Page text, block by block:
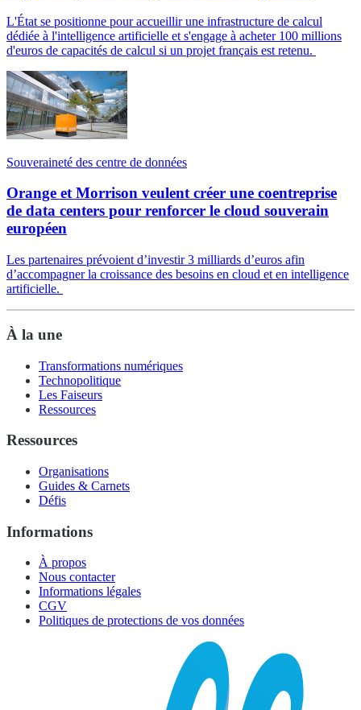
L'État se positionne pour accueillir une infrastructure de calcul
dédiée à l'intelligence artificielle et s'engage à acheter 100 millions
d'euros de capacités de calcul si un projet français est retenu.
Souveraineté des centre de données
Orange et Morrison veulent créer une coentreprise
de data centers pour renforcer le cloud souverain
européen
Les partenaires prévoient d’investir 3 milliards d’euros afin
d’accompagner la croissance des besoins en cloud et en intelligence
artificielle.
À la une
Transformations numériques
Technopolitique
Les Faiseurs
Ressources
Ressources
Organisations
Guides & Carnets
Défis
Informations
À propos
Nous contacter
Informations légales
CGV
Politiques de protections de vos données